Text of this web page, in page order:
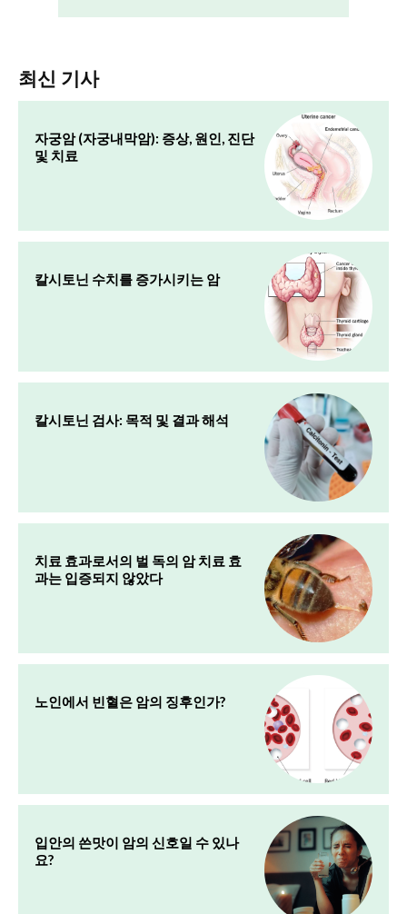
최신 기사
자궁암 (자궁내막암): 증상, 원인, 진단
및 치료
칼시토닌 수치를 증가시키는 암
칼시토닌 검사: 목적 및 결과 해석
치료 효과로서의 벌 독의 암 치료 효
과는 입증되지 않았다
노인에서 빈혈은 암의 징후인가?
입안의 쓴맛이 암의 신호일 수 있나
요?